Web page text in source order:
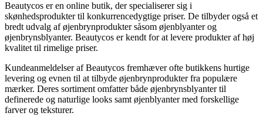
Beautycos er en online butik, der specialiserer sig i
skønhedsprodukter til konkurrencedygtige priser. De tilbyder også et
bredt udvalg af øjenbrynprodukter såsom øjenblyanter og
øjenbrynsblyanter. Beautycos er kendt for at levere produkter af høj
kvalitet til rimelige priser.
Kundeanmeldelser af Beautycos fremhæver ofte butikkens hurtige
levering og evnen til at tilbyde øjenbrynprodukter fra populære
mærker. Deres sortiment omfatter både øjenbrynsblyanter til
definerede og naturlige looks samt øjenblyanter med forskellige
farver og teksturer.